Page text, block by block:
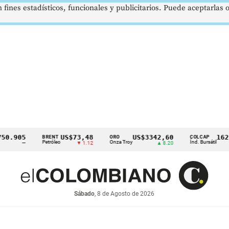
BRENT
Petróleo
US$73,48
▼ 1.12
ORO
Onza Troy
US$3342,60 COLCAP
Índ. Bursátil
Sábado, 8 de Agosto de 2026
estadísticos, funcionales y publicitarios. Puede aceptarlas